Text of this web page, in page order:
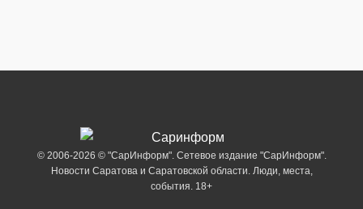
© 2006-2026 © "СарИнформ". Сетевое издание "СарИнформ".
Новости Саратова и Саратовской области. Люди, места,
события. 18+